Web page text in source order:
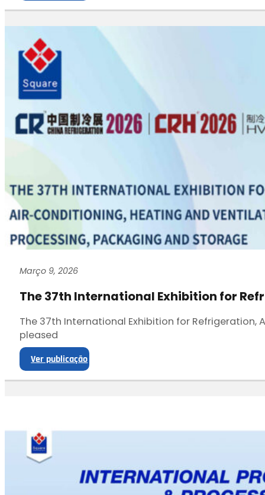
Março 9, 2026
The 37th International Exhibition for
The 37th International Exhibition for Refrigeration,
pleased
Ver publicação